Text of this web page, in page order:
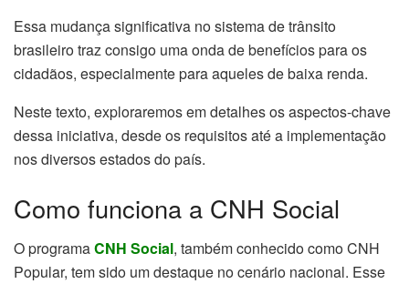
Essa mudança significativa no sistema de trânsito
brasileiro traz consigo uma onda de benefícios para os
cidadãos, especialmente para aqueles de baixa renda.
Neste texto, exploraremos em detalhes os aspectos-chave
dessa iniciativa, desde os requisitos até a implementação
nos diversos estados do país.
Como funciona a CNH Social
O programaCNH Social, também conhecido como CNH
Popular, tem sido um destaque no cenário nacional. Esse